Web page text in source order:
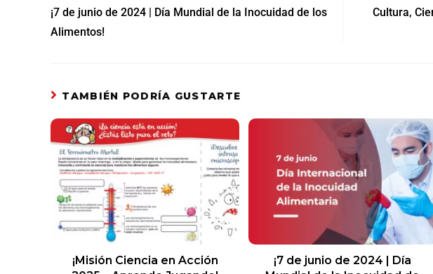
¡7 de junio de 2024 | Día Mundial de la Inocuidad de los
Alimentos!
Cultura,
TAMBIÉN PODRÍA GUSTARTE
¡Misión Ciencia en Acción
¡7 de junio de 2024 | Día